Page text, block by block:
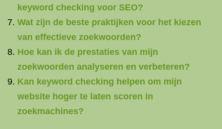
keyword checking voor SEO?
Wat zijn de beste praktijken voor het kiezen
van effectieve zoekwoorden?
Hoe kan ik de prestaties van mijn
zoekwoorden analyseren en verbeteren?
Kan keyword checking helpen om mijn
website hoger te laten scoren in
zoekmachines?